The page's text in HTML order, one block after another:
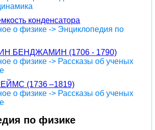
конденсатора
о физике -> Энциклопедия по
БЕНДЖАМИН (1706 - 1790)
о физике -> Рассказы об ученых
(1736 –1819)
о физике -> Рассказы об ученых
по физике